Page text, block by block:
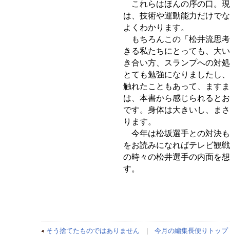
これらはほんの序の口。
は、技術や運動能力だけで
よくわかります。
もちろんこの「松井流思
きる私たちにとっても、大
き合い方、スランプへの対
とても勉強になりましたし
触れたこともあって、ます
は、本書から感じられると
です。身体は大きいし、ま
ります。
今年は松坂選手との対決
をお読みになればテレビ観
の時々の松井選手の内面を
す。
そう捨てたものではありません ｜ 今月の編集長便りトップ